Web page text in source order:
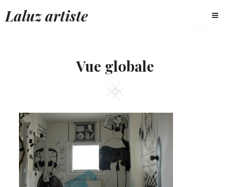
toLaluz artiste
Vue globale
Square